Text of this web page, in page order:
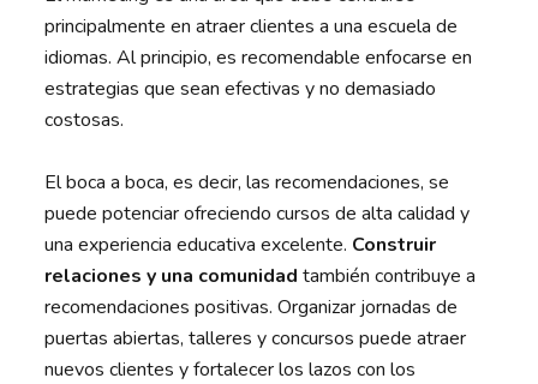
principalmente en atraer clientes a una escuela de
idiomas. Al principio, es recomendable enfocarse en
estrategias que sean efectivas y no demasiado
costosas.
El boca a boca, es decir, las recomendaciones, se
puede potenciar ofreciendo cursos de alta calidad y
una experiencia educativa excelente. Construir
relaciones y una comunidadtambién contribuye a
recomendaciones positivas. Organizar jornadas de
puertas abiertas, talleres y concursos puede atraer
nuevos clientes y fortalecer los lazos con los